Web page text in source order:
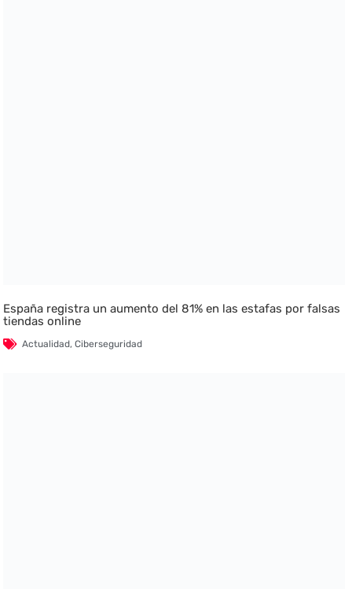
España registra un aumento del 81% en las estafas por falsas
tiendas online
Actualidad,Ciberseguridad